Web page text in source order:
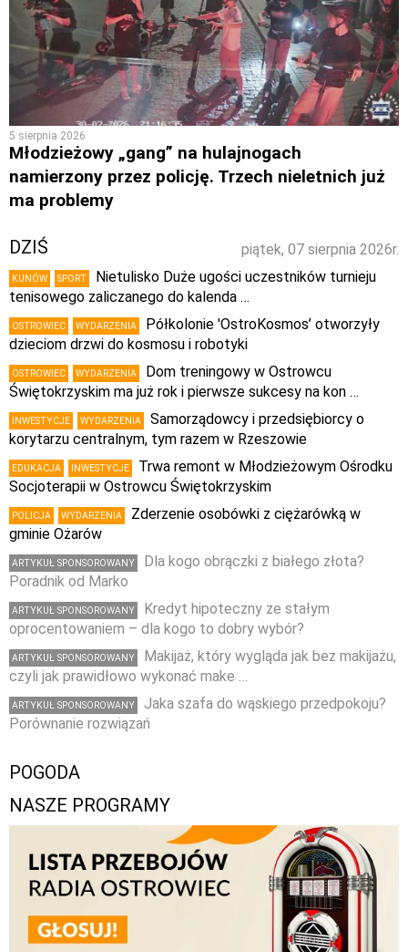
5 sierpnia 2026
Młodzieżowy „gang” na hulajnogach
namierzony przez policję. Trzech nieletnich już
ma problemy
piątek, 07 sierpnia 2026r.
DZIŚ
KUNÓW SPORT
Nietulisko Duże ugości uczestników turnieju
tenisowego zaliczanego do kalenda …
OSTROWIEC WYDARZENIA
Półkolonie 'OstroKosmos’ otworzyły
dzieciom drzwi do kosmosu i robotyki
OSTROWIEC WYDARZENIA
Dom treningowy w Ostrowcu
Świętokrzyskim ma już rok i pierwsze sukcesy na kon …
INWESTYCJE WYDARZENIA
Samorządowcy i przedsiębiorcy o
korytarzu centralnym, tym razem w Rzeszowie
EDUKACJA INWESTYCJE
Trwa remont w Młodzieżowym Ośrodku
Socjoterapii w Ostrowcu Świętokrzyskim
POLICJA WYDARZENIA
Zderzenie osobówki z ciężarówką w
gminie Ożarów
ARTYKUŁ SPONSOROWANY
Dla kogo obrączki z białego złota?
Poradnik od Marko
ARTYKUŁ SPONSOROWANY
Kredyt hipoteczny ze stałym
oprocentowaniem – dla kogo to dobry wybór?
ARTYKUŁ SPONSOROWANY
Makijaż, który wygląda jak bez makijażu,
czyli jak prawidłowo wykonać make …
ARTYKUŁ SPONSOROWANY
Jaka szafa do wąskiego przedpokoju?
Porównanie rozwiązań
POGODA
NASZE PROGRAMY